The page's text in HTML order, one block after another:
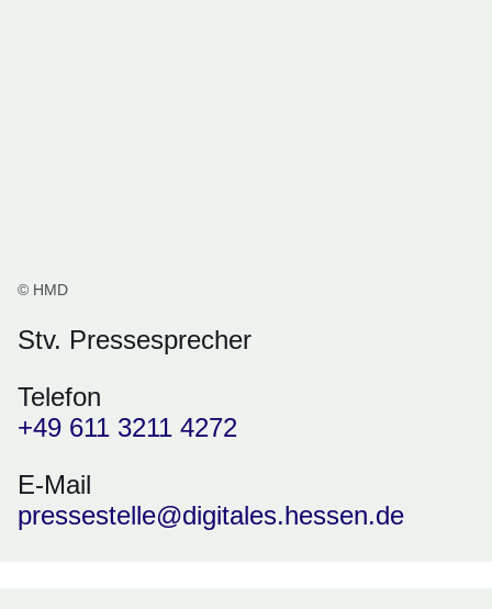
© HMD
Stv. Pressesprecher
Telefon
+49 611 3211 4272
E-Mail
pressestelle@digitales.hessen.de